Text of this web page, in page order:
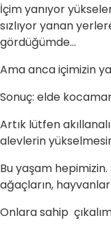
İçim yanıyor
sızlıyor yanan
gördüğümde...
Ama anca içimizin
Sonuç: elde
Artık lütfen
alevlerin
Bu yaşam
ağaçların,
Onlara sahip